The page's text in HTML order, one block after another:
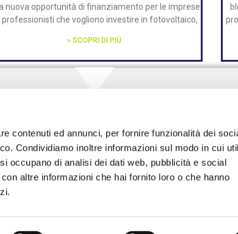
contenuti ed annunci, per fornire funzionalità dei
Condividiamo inoltre informazioni sul modo in cui
occupano di analisi dei dati web, pubblicità e social
altre informazioni che hai fornito loro o che hanno
nuova opportunità di finanziamento per le imprese
professionisti che vogliono investire in fotovoltaico,
» SCOPRI DI PIÙ
CHIAMA PER UNA